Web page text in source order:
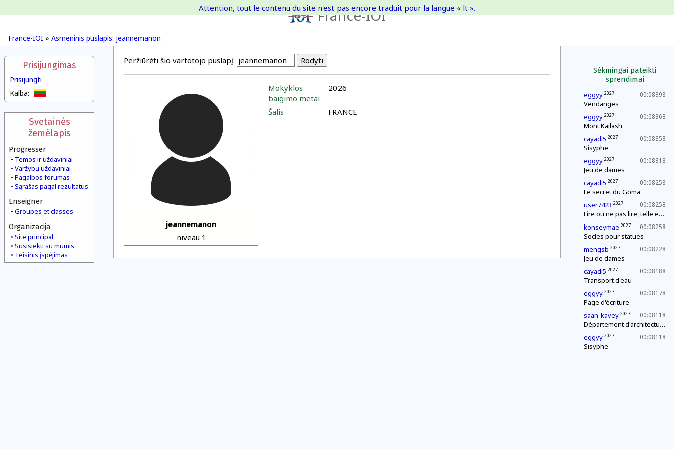
France-IOI
France-IOI » Asmeninis puslapis: jeannemanon
Attention, tout le contenu du site n'est pas encore traduit pour la langue « lt ».
Prisijungimas
Prisijungti
Kalba:
Svetainės
žemėlapis
Progresser
Temos ir uždaviniai
Varžybų uždaviniai
Pagalbos forumas
Sąrašas pagal rezultatus
Enseigner
Groupes et classes
Organizacija
Site principal
Susisiekti su mumis
Teisinis įspėjimas
Sėkmingai pateikti
sprendimai
00:08398
eggyy 2027
Vendanges
00:08368
eggyy 2027
Mont Kailash
00:08358
cayadi5 2027
Sisyphe
00:08318
eggyy 2027
Jeu de dames
00:08258
cayadi5 2027
Le secret du Goma
00:08258
user7423 2027
Lire ou ne pas lire, telle est la question
00:08258
konseymae 2027
Socles pour statues
00:08228
mengsb 2027
Jeu de dames
00:08188
cayadi5 2027
Transport d'eau
00:08178
eggyy 2027
Page d'écriture
00:08118
saan-kavey 2027
Département d'architecture : construction d'une pyramide
00:08118
eggyy 2027
Sisyphe
Peržiūrėti šio vartotojo puslapį:
jeannemanon
niveau 1
Mokyklos
baigimo metai
2026
Šalis FRANCE